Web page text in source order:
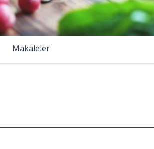
Makaleler